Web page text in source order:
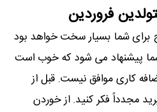
فروردین
برای شما بسیار سخت خواهد بود
پیشنهاد می شود که خوب است
کاری موافق نیست. قبل از
مجدداً فکر کنید. از خوردن